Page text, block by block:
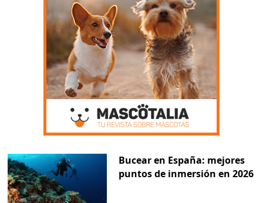
Bucear en España: mejores
puntos de inmersión en 2026